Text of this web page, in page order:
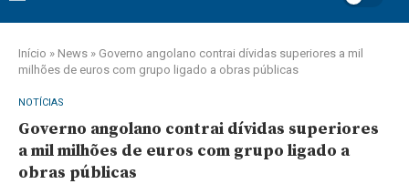
Início » News » Governo angolano contrai dívidas superiores a mil
milhões de euros com grupo ligado a obras públicas
NOTÍCIAS
Governo angolano contrai dívidas superiores
a mil milhões de euros com grupo ligado a
obras públicas